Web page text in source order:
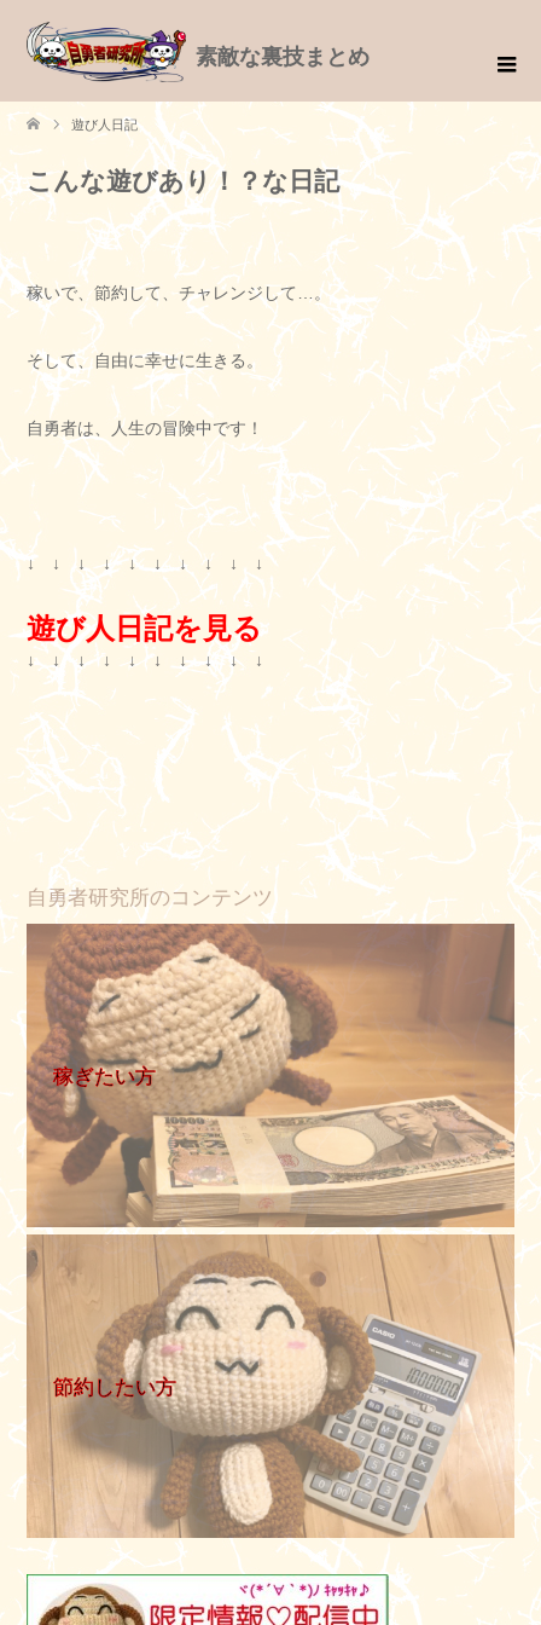
素敵な裏技まとめ
遊び人日記
こんな遊びあり！？な日記
稼いで、節約して、チャレンジして…。
そして、自由に幸せに生きる。
自勇者は、人生の冒険中です！
↓ ↓ ↓ ↓ ↓ ↓ ↓ ↓ ↓ ↓
遊び人日記を見る
↓ ↓ ↓ ↓ ↓ ↓ ↓ ↓ ↓ ↓
自勇者研究所のコンテンツ
稼ぎたい方
節約したい方